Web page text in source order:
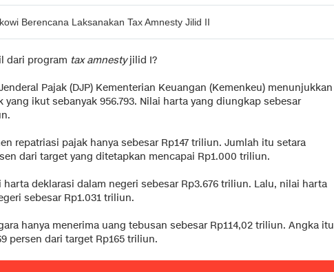
Berencana Laksanakan Tax Amnesty Jilid II
dari program tax amnestyjilid I?
Pajak (DJP) Kementerian Keuangan (Kemenkeu) menunjukkan
ikut sebanyak 956.793. Nilai harta yang diungkap sebesar
repatriasi pajak hanya sebesar Rp147 triliun. Jumlah itu setara
dari target yang ditetapkan mencapai Rp1.000 triliun.
harta deklarasi dalam negeri sebesar Rp3.676 triliun. Lalu, nilai harta
sebesar Rp1.031 triliun.
hanya menerima uang tebusan sebesar Rp114,02 triliun. Angka itu
persen dari target Rp165 triliun.